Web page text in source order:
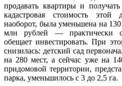
продавать квартиры и
кадастровая стоимость этой
наоборот, была уменьшена на
млн рублей — практически
обещает инвестировать. При
снизилась: детский сад
на 280 мест, а сейчас уже на
придомовой территории,
парка, уменьшилось с 3 до 2,5 га.